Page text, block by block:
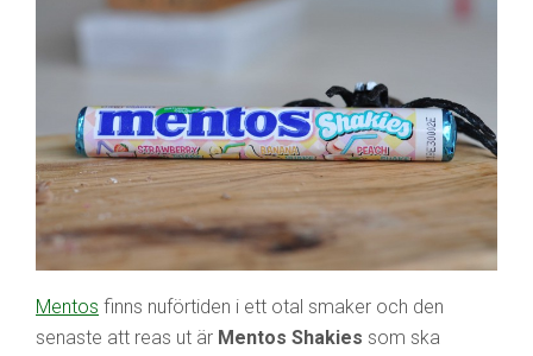
Mentos finns nuförtiden i ett otal smaker och den
senaste att reas ut är Mentos Shakies som ska